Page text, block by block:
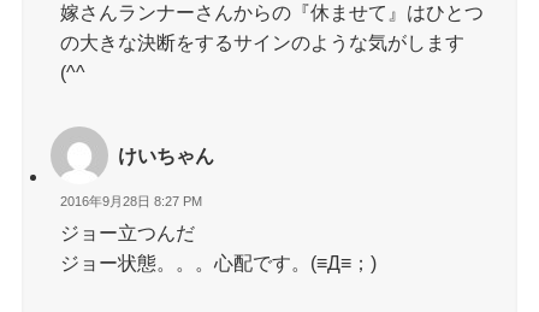
嫁さんランナーさんからの『休ませて』はひとつ
の大きな決断をするサインのような気がします
(^^ゞ
けいちゃん
2016年9月28日 8:27 PM
ジョー立つんだ
ジョー状態。。。心配です。(≡Д≡；)